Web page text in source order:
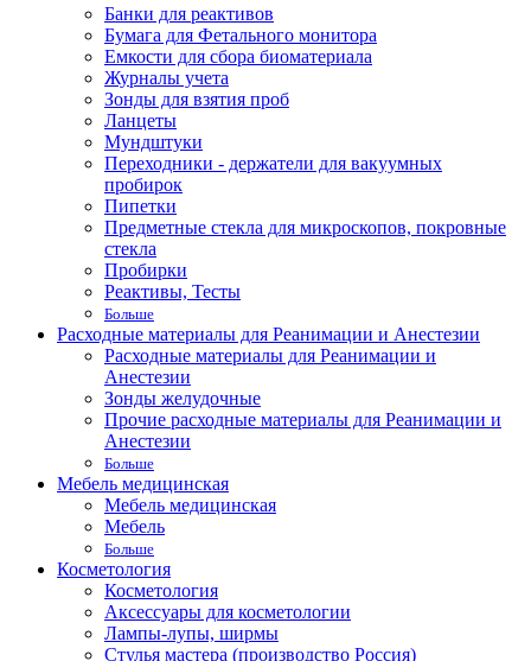
Банки для реактивов
Бумага для Фетального монитора
Емкости для сбора биоматериала
Журналы учета
Зонды для взятия проб
Ланцеты
Мундштуки
Переходники - держатели для вакуумных
пробирок
Пипетки
Предметные стекла для микроскопов, покровные
стекла
Пробирки
Реактивы, Тесты
Больше
Расходные материалы для Реанимации и Анестезии
Расходные материалы для Реанимации и
Анестезии
Зонды желудочные
Прочие расходные материалы для Реанимации и
Анестезии
Больше
Мебель медицинская
Мебель медицинская
Мебель
Больше
Косметология
Косметология
Аксессуары для косметологии
Лампы-лупы, ширмы
Стулья мастера (производство Россия)